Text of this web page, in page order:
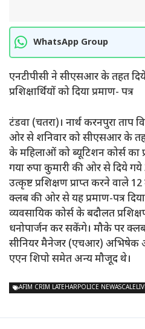
WhatsApp Group
एनटीपीसी ने सीएसआर के तहत
प्रशिक्षार्थियों को दिया प्रमाण- पत्र
टंडवा (चतरा)। नार्थ करनपुरा ताप
ओर से शनिवार को सीएसआर के तहत
के महिलाओं को ब्यूटिशन कोर्स का
गया रुपा कुमारी की ओर से दिये
उत्कृष्ट प्रशिक्षण प्राप्त करने वाले
क्लब की ओर से यह प्रमाण-पत्र
व्यवसायिक कोर्स के बदौलत
धनोपार्जन कर सकेंगे। मौके पर क्लब
सीनियर मैनेजर (एचआर) अभिषेक
एएन शिपो समेत अन्य मौजूद थे।
AFIM CRIM LATEHARPOLICE